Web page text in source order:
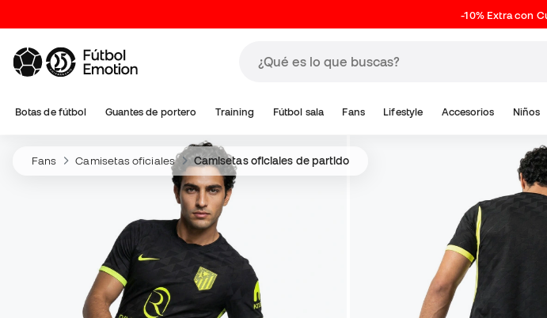
-10% Extra con
Botas de fútbol Guantes de portero Training Fútbol sala Fans Lifestyle Accesorios Niños
Fans Camisetas oficiales Camisetas oficiales de partido